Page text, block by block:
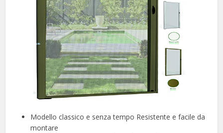
Modello classico e senza tempo Resistente e facile da
montare